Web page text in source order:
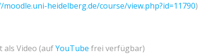
heidelberg.de/course/view.php?id=11790)
als Video (aufYouTube frei verfügbar)